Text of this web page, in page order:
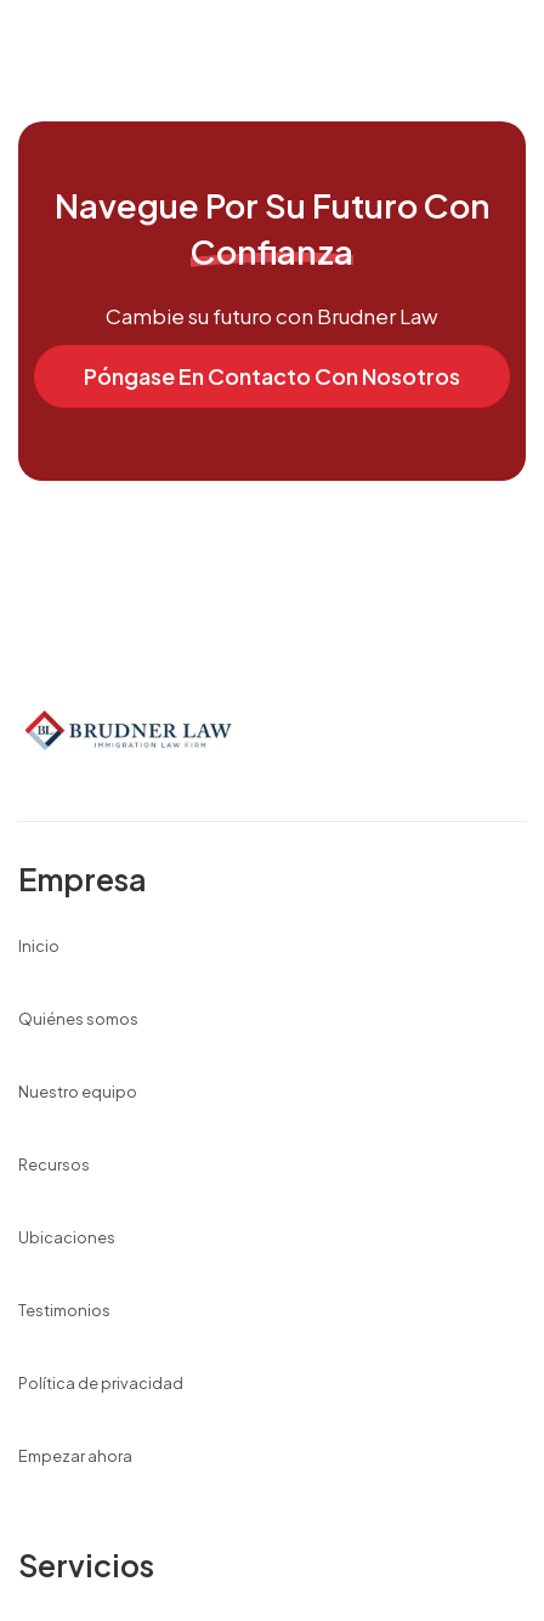
Navegue Por Su Futuro Con
‍Confianza
Cambie su futuro con Brudner Law
Póngase En Contacto Con Nosotros
Empresa
Inicio
Quiénes somos
Nuestro equipo
Recursos
Ubicaciones
Testimonios
Política de privacidad
Empezar ahora
Servicios